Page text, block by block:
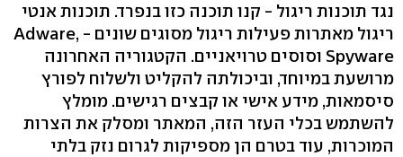
נגד תוכנות ריגול - קנו תוכנה כזו בנפרד. תוכנות אנטי
ריגול מאתרות פעילות ריגול מסוגים שונים - Adware,
Spyware וסוסים טרויאניים. הקטגוריה האחרונה
מרושעת במיוחד, וביכולתה להקליט ולשלוח לפורץ
סיסמאות, מידע אישי או קבצים רגישים. מומלץ
להשתמש בכלי העזר הזה, המאתר ומסלק את הצרות
המוכרות, עוד בטרם הן מספיקות לגרום נזק בלתי